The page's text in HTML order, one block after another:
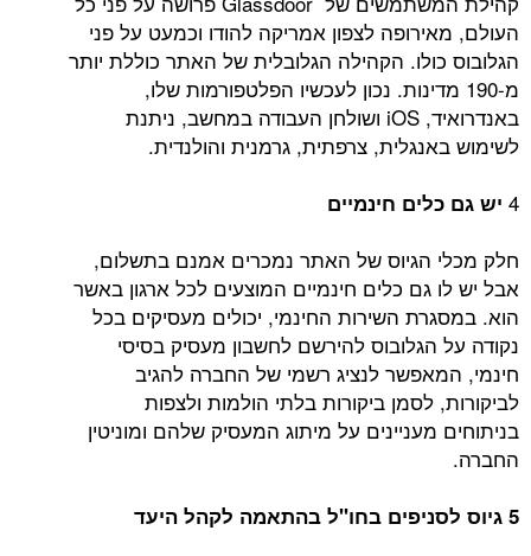
העולם, מאירופה לצפון אמריקה להודו וכמעט על פני
הגלובוס כולו. הקהילה הגלובלית של האתר כוללת יותר
מ-190 מדינות. נכון לעכשיו הפלטפורמות שלו,
באנדרואיד, iOS ושולחן העבודה במחשב, ניתנת
לשימוש באנגלית, צרפתית, גרמנית והולנדית.
4 יש גם כלים חינמיים
חלק מכלי הגיוס של האתר נמכרים אמנם בתשלום,
אבל יש לו גם כלים חינמיים המוצעים לכל ארגון באשר
הוא. במסגרת השירות החינמי, יכולים מעסיקים בכל
נקודה על הגלובוס להירשם לחשבון מעסיק בסיסי
חינמי, המאפשר לנציג רשמי של החברה להגיב
לביקורות, לסמן ביקורות בלתי הולמות ולצפות
בניתוחים מעניינים על מיתוג המעסיק שלהם ומוניטין
החברה.
5 גיוס לסניפים בחו"ל בהתאמה לקהל היעד